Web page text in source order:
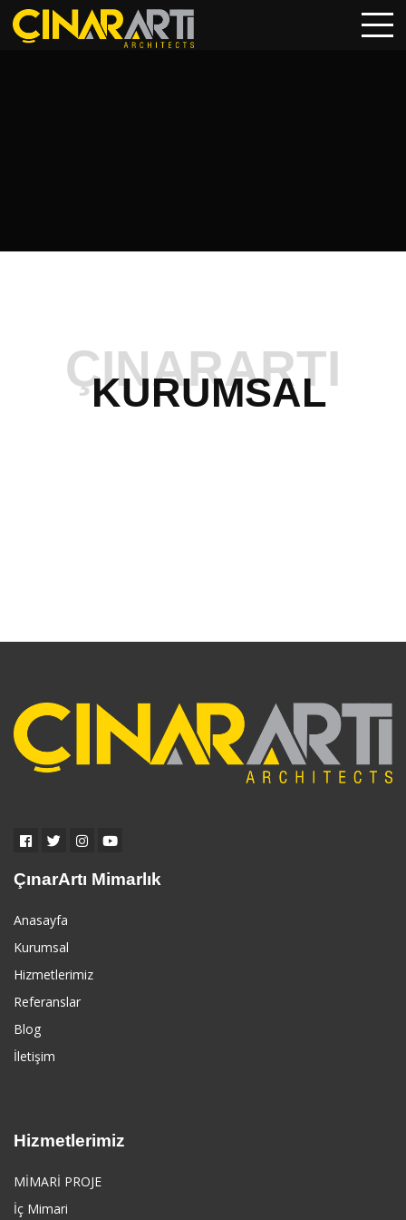
KURUMSAL
ÇINARARTI
ÇınarArtı Mimarlık
Anasayfa
Kurumsal
Hizmetlerimiz
Referanslar
Blog
İletişim
Hizmetlerimiz
MİMARİ PROJE
İç Mimari